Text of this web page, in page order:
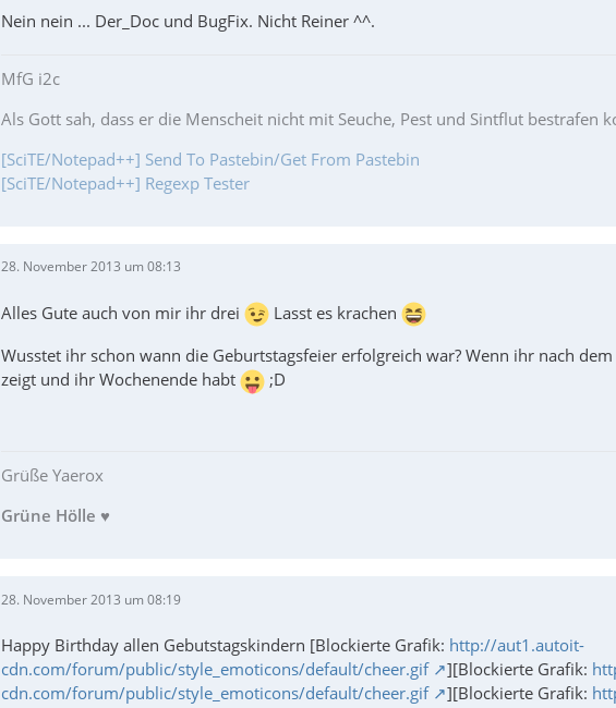
Nein nein ... Der_Doc und BugFix. Nicht Reiner ^^.
MfG i2c
Als Gott sah, dass er die Menscheit nicht mit Seuche, Pest und Sintflut bestrafen
[SciTE/Notepad++] Send To Pastebin/Get From Pastebin
[SciTE/Notepad++] Regexp Tester
28. November 2013 um 08:13
Alles Gute auch von mir ihr drei
Lasst es krachen
Wusstet ihr schon wann die Geburtstagsfeier erfolgreich war? Wenn ihr nach
zeigt und ihr Wochenende habt
;D
Grüße Yaerox
Grüne Hölle ♥
28. November 2013 um 08:19
Happy Birthday allen Gebutstagskindern [Blockierte Grafik: http://aut1.autoit-
cdn.com/forum/public/style_emoticons/default/cheer.gif
][Blockierte Grafik:
cdn.com/forum/public/style_emoticons/default/cheer.gif
][Blockierte Grafik: